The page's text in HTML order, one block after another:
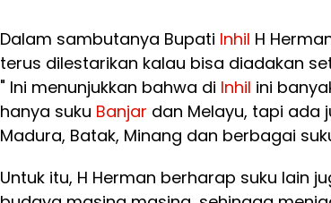
Dalam sambutanya Bupati Inhil H
terus dilestarikan kalau bisa diadakan
" Ini menunjukkan bahwa di Inhil ini
hanya suku Banjar dan Melayu, tapi ada
Madura, Batak, Minang dan berbagai
Untuk itu, H Herman berharap suku lain